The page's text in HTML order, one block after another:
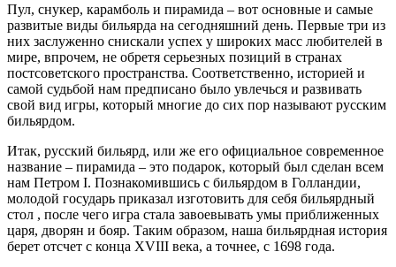
Пул, снукер, карамболь и пирамида – вот основные и самые
развитые виды бильярда на сегодняшний день. Первые три из
них заслуженно снискали успех у широких масс любителей в
мире, впрочем, не обретя серьезных позиций в странах
постсоветского пространства. Соответственно, историей и
самой судьбой нам предписано было увлечься и развивать
свой вид игры, который многие до сих пор называют русским
бильярдом.
Итак, русский бильярд, или же его официальное современное
название – пирамида – это подарок, который был сделан всем
нам Петром I. Познакомившись с бильярдом в Голландии,
молодой государь приказал изготовить для себя бильярдный
стол , после чего игра стала завоевывать умы приближенных
царя, дворян и бояр. Таким образом, наша бильярдная история
берет отсчет с конца XVIII века, а точнее, с 1698 года.